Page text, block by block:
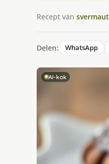
Recept van svermaut
Delen: WhatsApp
AI-kok